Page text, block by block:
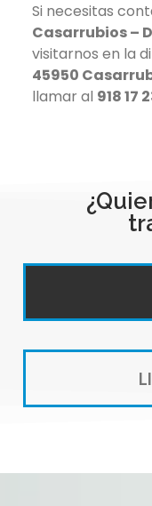
Si necesitas
Casarrubios –
visitarnos en la
45950
llamar al 918 17